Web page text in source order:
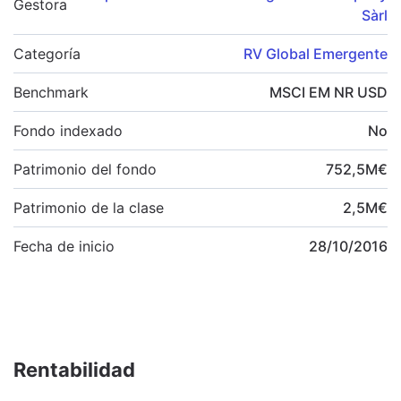
Gestora
Sàrl
Categoría RV Global Emergente
Benchmark MSCI EM NR USD
Fondo indexado No
Patrimonio del fondo 752,5M€
Patrimonio de la clase 2,5M€
Fecha de inicio 28/10/2016
Rentabilidad